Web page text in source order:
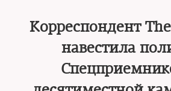
Корреспондент
навестила